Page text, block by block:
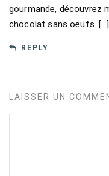
gourmande, découvrez
chocolat sans oeufs. […]
REPLY
LAISSER UN